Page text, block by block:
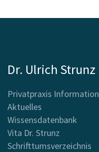
Dr. Ulrich Strunz
Privatpraxis Information
Aktuelles
Wissensdatenbank
Vita Dr. Strunz
Schrifttumsverzeichnis